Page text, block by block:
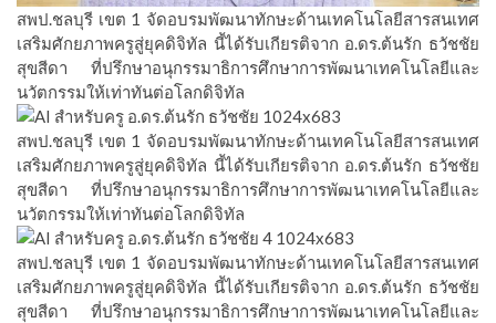
สพป.ชลบุรี เขต 1 จัดอบรมพัฒนาทักษะด้านเทคโนโลยีสารสนเทศ
เสริมศักยภาพครูสู่ยุคดิจิทัล นี้ได้รับเกียรติจาก อ.ดร.ต้นรัก ธวัชชัย
สุขสีดา ที่ปรึกษาอนุกรรมาธิการศึกษาการพัฒนาเทคโนโลยีและ
นวัตกรรมให้เท่าทันต่อโลกดิจิทัล
สพป.ชลบุรี เขต 1 จัดอบรมพัฒนาทักษะด้านเทคโนโลยีสารสนเทศ
เสริมศักยภาพครูสู่ยุคดิจิทัล นี้ได้รับเกียรติจาก อ.ดร.ต้นรัก ธวัชชัย
สุขสีดา ที่ปรึกษาอนุกรรมาธิการศึกษาการพัฒนาเทคโนโลยีและ
นวัตกรรมให้เท่าทันต่อโลกดิจิทัล
สพป.ชลบุรี เขต 1 จัดอบรมพัฒนาทักษะด้านเทคโนโลยีสารสนเทศ
เสริมศักยภาพครูสู่ยุคดิจิทัล นี้ได้รับเกียรติจาก อ.ดร.ต้นรัก ธวัชชัย
สุขสีดา ที่ปรึกษาอนุกรรมาธิการศึกษาการพัฒนาเทคโนโลยีและ